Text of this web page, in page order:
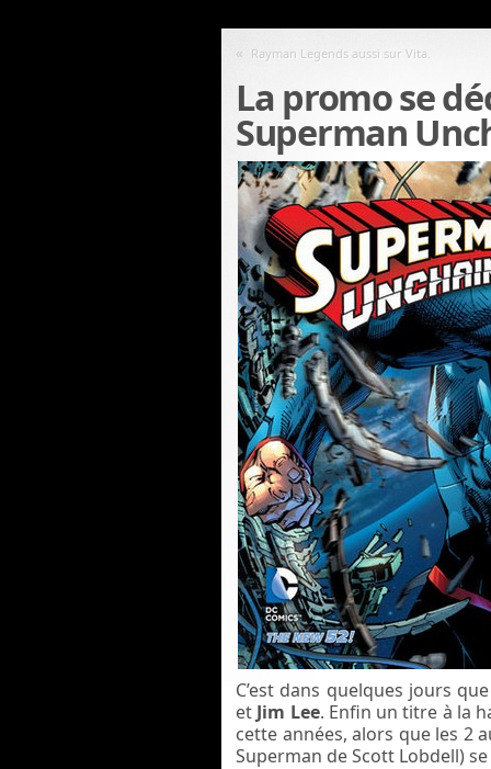
« Rayman Legends aussi sur Vita.
La promo se
Superman
C’est dans quelques jours
et Jim Lee. Enfin un titre à la
cette années, alors que les 2
Superman de Scott Lobdell)